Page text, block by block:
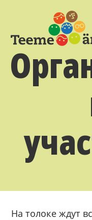
На толоке ждут